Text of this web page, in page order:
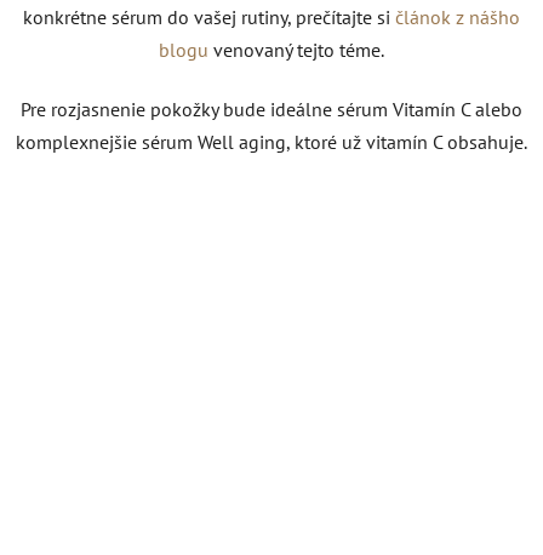
konkrétne sérum do vašej rutiny, prečítajte si článok z nášho
blogu venovaný tejto téme.
Pre rozjasnenie pokožky bude ideálne sérum Vitamín C alebo
komplexnejšie sérum Well aging, ktoré už vitamín C obsahuje.